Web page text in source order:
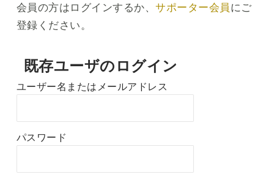
会員の方はログインするか、サポーター会員 にご
登録ください。
既存ユーザのログイン
ユーザー名またはメールアドレス
パスワード